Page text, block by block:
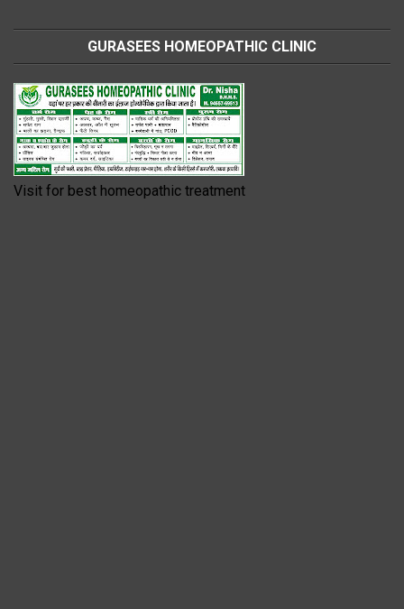
GURASEES HOMEOPATHIC CLINIC
Visit for best homeopathic treatment